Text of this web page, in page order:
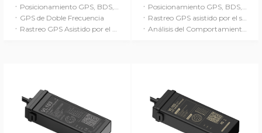
· Posicionamiento GPS, BDS, GLONASS y Galileo
· GPS de Doble Frecuencia
· Rastreo GPS Asistido por el Sistema de Navegación Inercial (SNI)
· Posicionamiento GPS, BDS, GLONASS y Galileo
· Rastreo GPS asistido por el sistema de navegación inercial (SNI)
· Análisis del Comportamiento de Conducción (Avanzado)